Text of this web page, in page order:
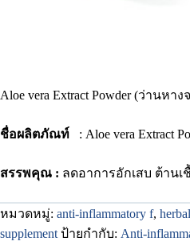
Aloe vera Extract Powder (ว่านหาง
ชื่อผลิตภัณท์ : Aloe vera Extract
สรรพคุณ : ลดอาการอักเสบ ต้านเ
หมวดหมู่: anti-inflammatory f,
supplement ป้ายกำกับ: Anti-